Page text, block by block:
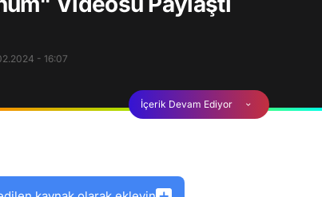
- 16:07
İçerik Devam Ediyor